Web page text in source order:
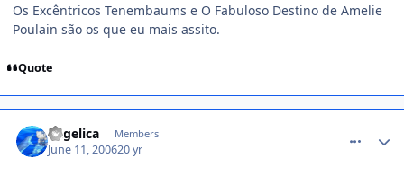
Os Excêntricos Tenembaums e O Fabuloso Destino de Amelie
Poulain são os que eu mais assito.
Quote
angelica Members
June 11, 200620 yr